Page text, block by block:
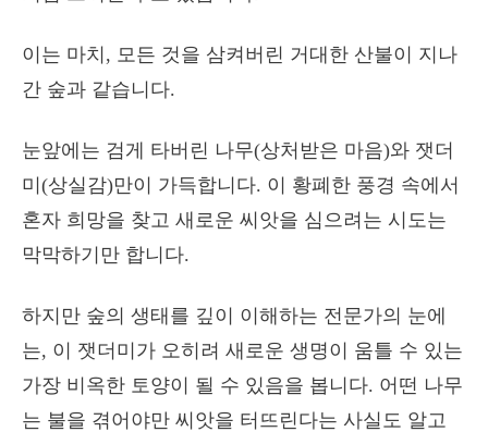
이는 마치, 모든 것을 삼켜버린 거대한 산불이 지나
간 숲과 같습니다.
눈앞에는 검게 타버린 나무(상처받은 마음)와 잿더
미(상실감)만이 가득합니다. 이 황폐한 풍경 속에서
혼자 희망을 찾고 새로운 씨앗을 심으려는 시도는
막막하기만 합니다.
하지만 숲의 생태를 깊이 이해하는 전문가의 눈에
는, 이 잿더미가 오히려 새로운 생명이 움틀 수 있는
가장 비옥한 토양이 될 수 있음을 봅니다. 어떤 나무
는 불을 겪어야만 씨앗을 터뜨린다는 사실도 알고